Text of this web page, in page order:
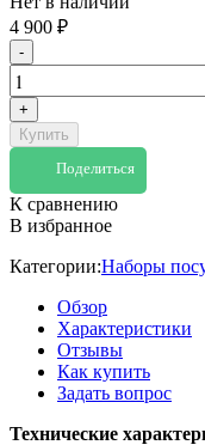
4 900 ₽
-
+
Купить
Поделиться
К сравнению
В избранное
Категории:Наборы
Обзор
Характеристики
Отзывы
Как купить
Задать вопрос
Технические